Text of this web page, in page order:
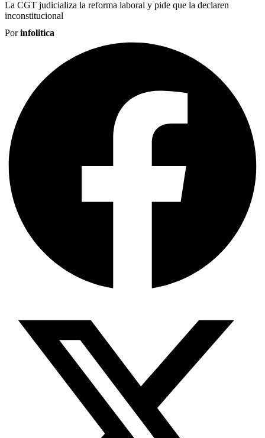
La CGT judicializa la reforma laboral y pide que la declaren
inconstitucional
Porinfolitica